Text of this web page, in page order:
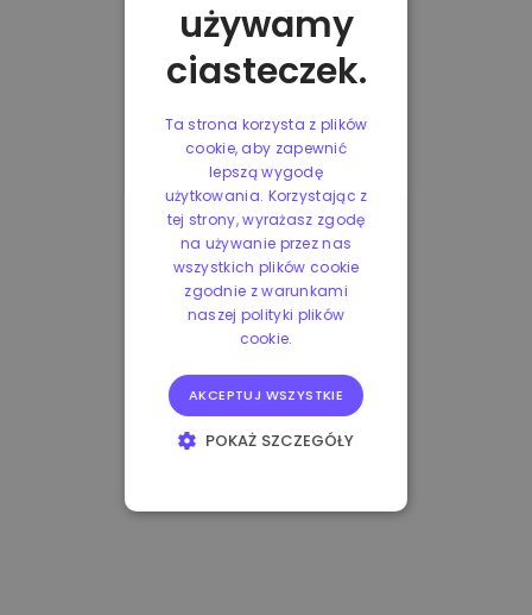
używamy
ciasteczek.
Ta strona korzysta z plików
cookie, aby zapewnić
lepszą wygodę
użytkowania. Korzystając z
tej strony, wyrażasz zgodę
na używanie przez nas
wszystkich plików cookie
zgodnie z warunkami
naszej polityki plików
cookie.
AKCEPTUJ WSZYSTKIE
POKAŻ SZCZEGÓŁY